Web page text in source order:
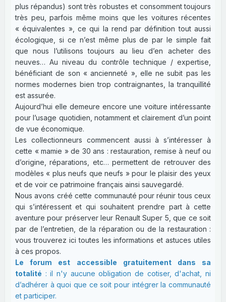
plus répandus) sont très robustes et consomment toujours
très peu, parfois même moins que les voitures récentes
« équivalentes », ce qui la rend par définition tout aussi
écologique, si ce n’est même plus de par le simple fait
que nous l’utilisons toujours au lieu d’en acheter des
neuves… Au niveau du contrôle technique / expertise,
bénéficiant de son « ancienneté », elle ne subit pas les
normes modernes bien trop contraignantes, la tranquillité
est assurée.
Aujourd’hui elle demeure encore une voiture intéressante
pour l’usage quotidien, notamment et clairement d’un point
de vue économique.
Les collectionneurs commencent aussi à s’intéresser à
cette « mamie » de 30 ans : restauration, remise à neuf ou
d’origine, réparations, etc… permettent de retrouver des
modèles « plus neufs que neufs » pour le plaisir des yeux
et de voir ce patrimoine français ainsi sauvegardé.
Nous avons créé cette communauté pour réunir tous ceux
qui s’intéressent et qui souhaitent prendre part à cette
aventure pour préserver leur Renault Super 5, que ce soit
par de l’entretien, de la réparation ou de la restauration :
vous trouverez ici toutes les informations et astuces utiles
à ces propos.
Le forum est accessible gratuitement dans sa
totalité : il n'y aucune obligation de cotiser, d'achat, ni
d’adhérer à quoi que ce soit pour intégrer la communauté
et participer.